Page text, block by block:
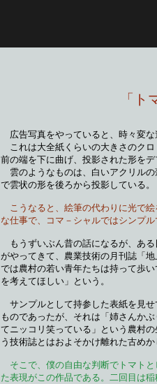
「ト
広告写真をやっていると、時々変
これは大全紙くらいの大きさのク
前の端を下に曲げ、投影された形を
雲のようなものは、白いアクリル
で雲状の形を後ろから投影している。
こうなると、絵筆の代わりに光で
な仕事で、コマ－シャルではシンプ
もうずいぶん昔の話になるが、あ
がやってきて、農業技術の月刊誌「
では農村の若い青年たちは持って歩
を考えて
サンプルとして持参した表紙を見
ものであったが、それは「姉さんか
てニッコリ笑っている」という農村
う技術誌とはおよそかけ離れた古め
そこで、僕の自由な判断でトマト
た表現がこの作品である。二回目は